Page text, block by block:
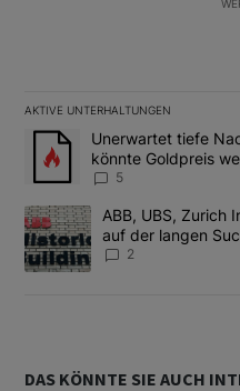
AKTIVE UNTERHALTUNGEN
Das Folgende ist eine Liste
Ein Trendartikel mit dem
Unerwartet tiefe
könnte Goldpreis
5
Ein Trendartikel mit dem
ABB, UBS, Zurich
auf der langen
2
DAS KÖNNTE SIE AUCH